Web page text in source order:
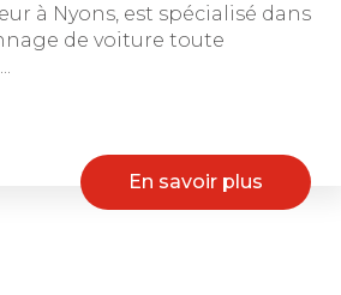
à Nyons, est spécialisé dans
de voiture toute
En savoir plus